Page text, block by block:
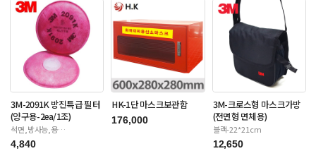
3M-2091K 방진특급 필터
(양구용-2ea/1조)
석면,방사능,용
접-6000/65020/7000S
4,840
HK-1단 마스크보관함
176,000
3M-크로스형 마스크가방
(전면형 면체용)
블랙-22*21cm
12,650